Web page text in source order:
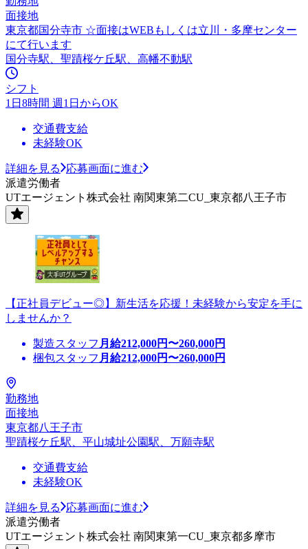
面接地
東京都国分寺市 ☆面接はWEBもしくは立川・多摩センター
にて行います
国分寺駅、聖蹟桜ケ丘駅、高幡不動駅
シフト
1日8時間 週1日からOK
交通費支給
未経験OK
詳細を見る
応募画面に進む
派遣労働者
UTエージェント株式会社 南関東第二CU_東京都八王子市
【正社員デビュー◎】新生活を応援！未経験から安定を手に
しませんか？
製造スタッフ 月給212,000円〜260,000円
梱包スタッフ 月給212,000円〜260,000円
勤務地
面接地
東京都八王子市
聖蹟桜ケ丘駅、平山城址公園駅、万願寺駅
交通費支給
未経験OK
詳細を見る
応募画面に進む
派遣労働者
UTエージェント株式会社 南関東第一CU_東京都多摩市